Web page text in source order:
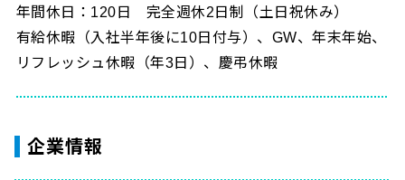
年間休日：120日 完全週休2日制（土日祝休み）
有給休暇（入社半年後に10日付与）、GW、年末年始、
リフレッシュ休暇（年3日）、慶弔休暇
企業情報